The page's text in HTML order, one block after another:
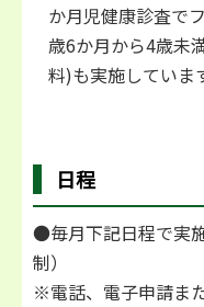
か月児健康診査で
歳6か月から4歳未
料)も実施していま
日程
●毎月下記日程で実
制）
※電話、電子申請ま